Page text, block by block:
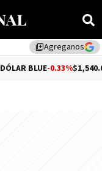
library_addAgreganos
-0.33%$1,540.00